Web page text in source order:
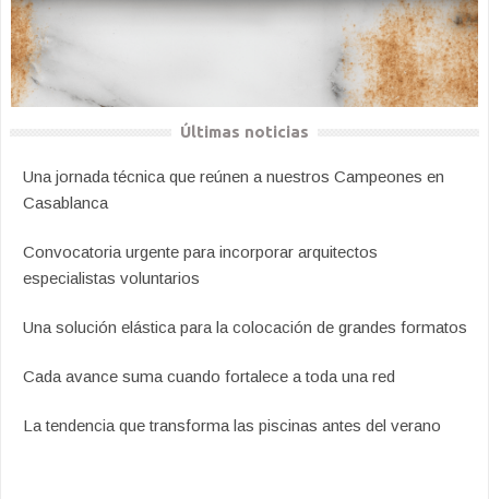
Últimas noticias
Una jornada técnica que reúnen a nuestros Campeones en
Casablanca
Convocatoria urgente para incorporar arquitectos
especialistas voluntarios
Una solución elástica para la colocación de grandes formatos
Cada avance suma cuando fortalece a toda una red
La tendencia que transforma las piscinas antes del verano